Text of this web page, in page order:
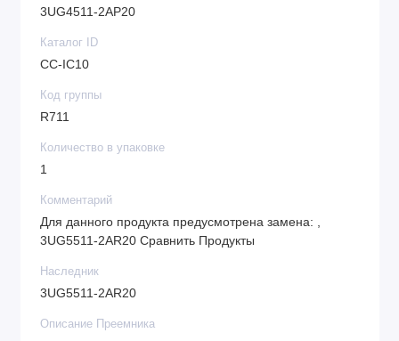
3UG4511-2AP20
Каталог ID
CC-IC10
Код группы
R711
Количество в упаковке
1
Комментарий
Для данного продукта предусмотрена замена: ,
3UG5511-2AR20 Сравнить Продукты
Наследник
3UG5511-2AR20
Описание Преемника